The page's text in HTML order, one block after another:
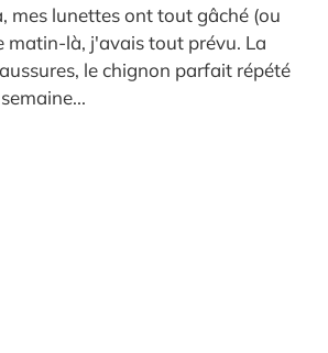
mes lunettes ont tout gâché (ou
matin-là, j'avais tout prévu. La
le chignon parfait répété